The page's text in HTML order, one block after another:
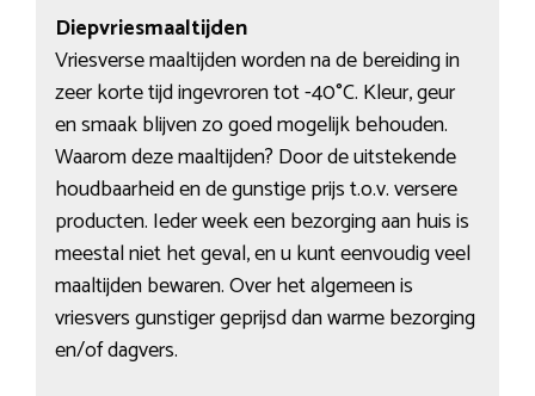
Diepvriesmaaltijden
Vriesverse maaltijden worden na de bereiding in
zeer korte tijd ingevroren tot -40°C. Kleur, geur
en smaak blijven zo goed mogelijk behouden.
Waarom deze maaltijden? Door de uitstekende
houdbaarheid en de gunstige prijs t.o.v. versere
producten. Ieder week een bezorging aan huis is
meestal niet het geval, en u kunt eenvoudig veel
maaltijden bewaren. Over het algemeen is
vriesvers gunstiger geprijsd dan warme bezorging
en/of dagvers.